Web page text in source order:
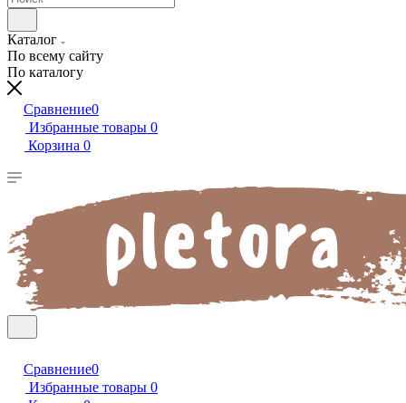
Каталог
По всему сайту
По каталогу
Сравнение0
Избранные товары 0
Корзина 0
Сравнение0
Избранные товары 0